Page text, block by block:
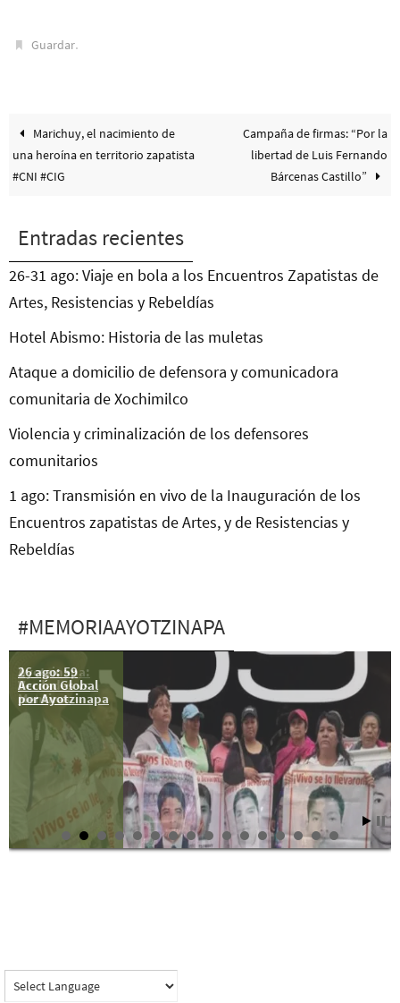
Guardar.
Marichuy, el nacimiento de
una heroína en territorio zapatista
#CNI #CIG
Campaña de firmas: “Por la
libertad de Luis Fernando
Bárcenas Castillo”
Entradas recientes
26-31 ago: Viaje en bola a los Encuentros Zapatistas de
Artes, Resistencias y Rebeldías
Hotel Abismo: Historia de las muletas
Ataque a domicilio de defensora y comunicadora
comunitaria de Xochimilco
Violencia y criminalización de los defensores
comunitarios
1 ago: Transmisión en vivo de la Inauguración de los
Encuentros zapatistas de Artes, y de Resistencias y
Rebeldías
#MEMORIAAYOTZINAPA
26 ago: 59
Acción Global
por Ayotzinapa
Ayotzinapa:
Verdades vs
Mentiras